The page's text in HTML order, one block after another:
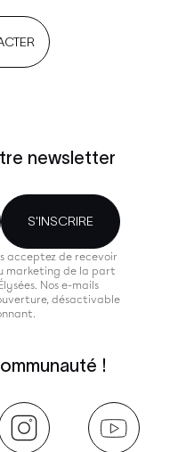
newsletter
S'INSCRIRE
acceptez de recevoir
marketing de la part
Nos e-mails
désactivable
!